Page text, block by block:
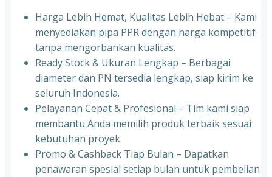
Harga Lebih Hemat, Kualitas Lebih Hebat – Kami
menyediakan pipa PPR dengan harga kompetitif
tanpa mengorbankan kualitas.
⁠Ready Stock & Ukuran Lengkap – Berbagai
diameter dan PN tersedia lengkap, siap kirim ke
seluruh Indonesia.
⁠Pelayanan Cepat & Profesional – Tim kami siap
membantu Anda memilih produk terbaik sesuai
kebutuhan proyek.
⁠Promo & Cashback Tiap Bulan – Dapatkan
penawaran spesial setiap bulan untuk pembelian